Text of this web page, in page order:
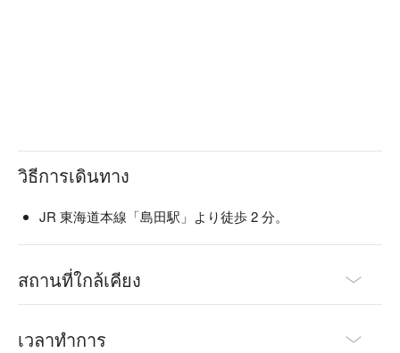
วิธีการเดินทาง
JR 東海道本線「島田駅」より徒歩 2 分。
สถานที่ใกล้เคียง
เวลาทำการ